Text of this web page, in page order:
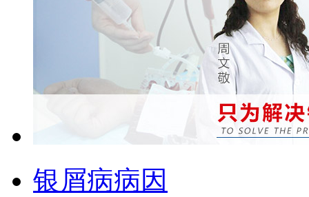
银屑病病因